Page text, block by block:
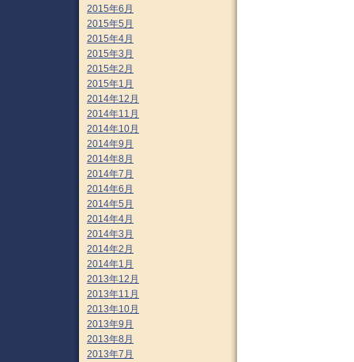
2015年6月
2015年5月
2015年4月
2015年3月
2015年2月
2015年1月
2014年12月
2014年11月
2014年10月
2014年9月
2014年8月
2014年7月
2014年6月
2014年5月
2014年4月
2014年3月
2014年2月
2014年1月
2013年12月
2013年11月
2013年10月
2013年9月
2013年8月
2013年7月